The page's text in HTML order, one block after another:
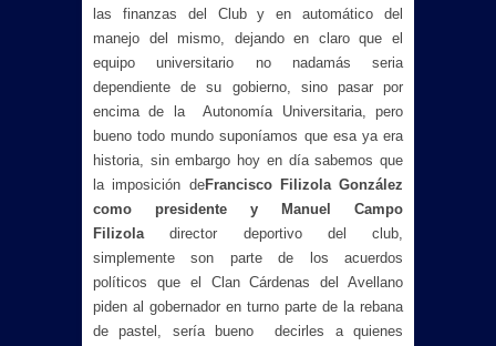
las finanzas del Club y en automático del
manejo del mismo, dejando en claro que el
equipo universitario no nadamás seria
dependiente de su gobierno, sino pasar por
encima de la Autonomía Universitaria, pero
bueno todo mundo suponíamos que esa ya era
historia, sin embargo hoy en día sabemos que
la imposición deFrancisco Filizola González
como presidente y Manuel Campo
Filizola
director deportivo del club,
simplemente son parte de los acuerdos
políticos que el Clan Cárdenas del Avellano
piden al gobernador en turno parte de la rebana
de pastel, sería bueno decirles a quienes